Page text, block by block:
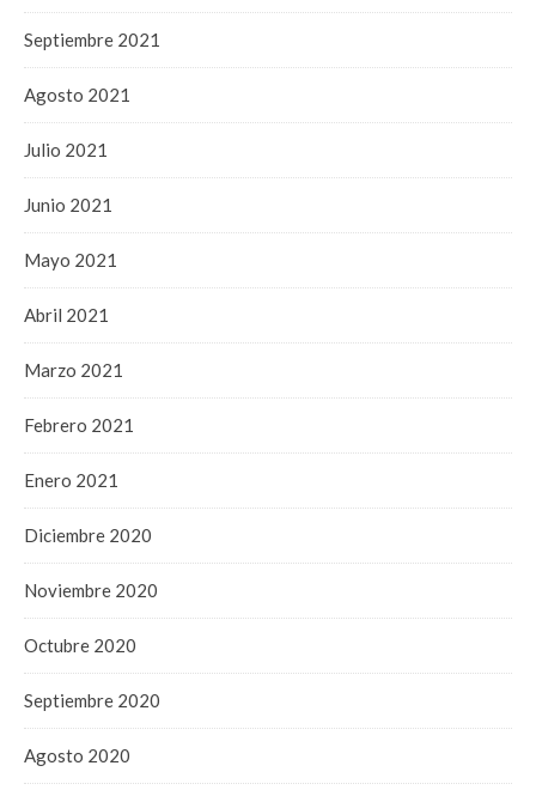
Septiembre 2021
Agosto 2021
Julio 2021
Junio 2021
Mayo 2021
Abril 2021
Marzo 2021
Febrero 2021
Enero 2021
Diciembre 2020
Noviembre 2020
Octubre 2020
Septiembre 2020
Agosto 2020